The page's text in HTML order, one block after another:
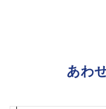
あわ